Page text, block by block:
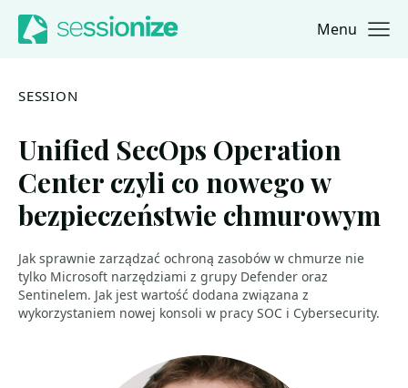
Jump to navigation
Jump to content Menu
SESSION
Unified SecOps Operation
Center czyli co nowego w
bezpieczeństwie chmurowym
Jak sprawnie zarządzać ochroną zasobów w chmurze nie
tylko Microsoft narzędziami z grupy Defender oraz
Sentinelem. Jak jest wartość dodana związana z
wykorzystaniem nowej konsoli w pracy SOC i Cybersecurity.